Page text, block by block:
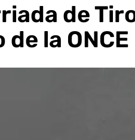
de
de la ONCE